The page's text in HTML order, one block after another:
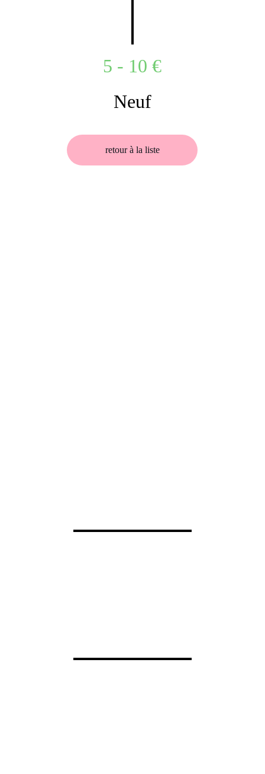
5 - 10 €
retour à la liste
Neuf